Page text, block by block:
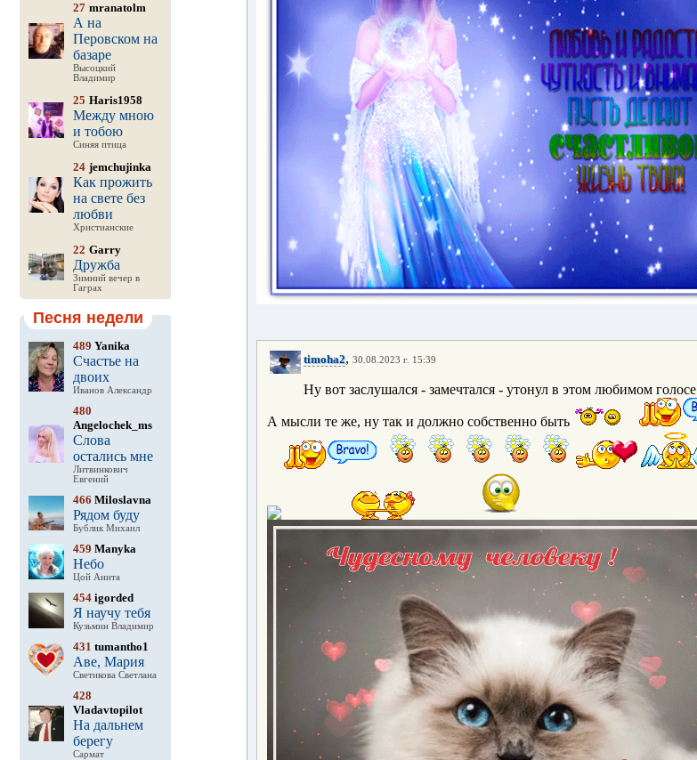
27 mranatolm
А на
Перовском на
базаре
Высоцкий
Владимир
25 Haris1958
Между мною
и тобою
Синяя птица
24 jemchujinka
Как прожить
на свете без
любви
Христианские
22 Garry
Дружба
Зимний вечер в
Гаграх
Песня недели
489 Yanika
Счастье на
двоих
Иванов Александр
480
Angelochek_ms
Слова
остались мне
Литвинкович
Евгений
466 Miloslavna
Рядом буду
Бублик Михаил
459 Manyka
Небо
Цой Анита
454igorded
Я научу тебя
Кузьмин Владимир
431 tumantho1
Аве, Мария
Светикова Светлана
428
Vladavtopilot
На дальнем
берегу
Сармат
timoha2, 30.08.2023 г. 15:39
Ну вот заслушался - замечтался - утонул в этом любимом голосе
А мысли те же, ну так и должно собственно быть